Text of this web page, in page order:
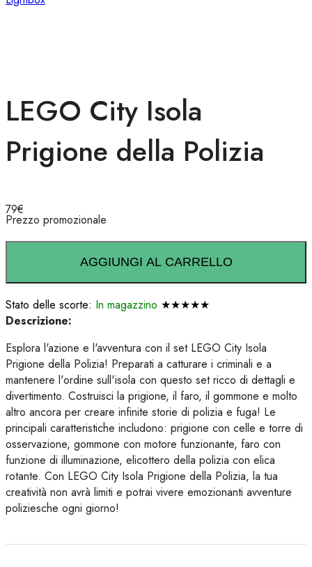
LEGO City Isola
Prigione della Polizia
79€
Prezzo promozionale
AGGIUNGI AL CARRELLO
Stato delle scorte: In magazzino ★★★★★
Descrizione:
Esplora l'azione e l'avventura con il set LEGO City Isola
Prigione della Polizia! Preparati a catturare i criminali e a
mantenere l'ordine sull'isola con questo set ricco di dettagli e
divertimento. Costruisci la prigione, il faro, il gommone e molto
altro ancora per creare infinite storie di polizia e fuga! Le
principali caratteristiche includono: prigione con celle e torre di
osservazione, gommone con motore funzionante, faro con
funzione di illuminazione, elicottero della polizia con elica
rotante. Con LEGO City Isola Prigione della Polizia, la tua
creatività non avrà limiti e potrai vivere emozionanti avventure
poliziesche ogni giorno!